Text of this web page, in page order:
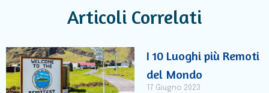
Articoli Correlati
I 10 Luoghi più Remoti
del Mondo
17 Giugno 2023